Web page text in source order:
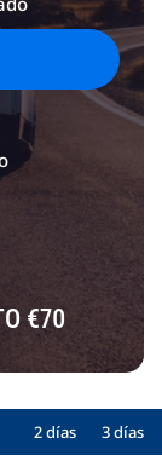
€70
2 días 3 días